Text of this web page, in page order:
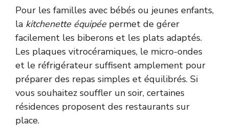
Pour les familles avec bébés ou jeunes enfants,
la kitchenette équipéepermet de gérer
facilement les biberons et les plats adaptés.
Les plaques vitrocéramiques, le micro-ondes
et le réfrigérateur suffisent amplement pour
préparer des repas simples et équilibrés. Si
vous souhaitez souffler un soir, certaines
résidences proposent des restaurants sur
place.